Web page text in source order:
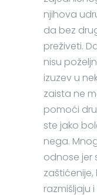
njihova
da bez
preživeti.
nisu
izuzev u
zaista ne
pomoći
ste jako
nega.
odnose jer
razmišljaju